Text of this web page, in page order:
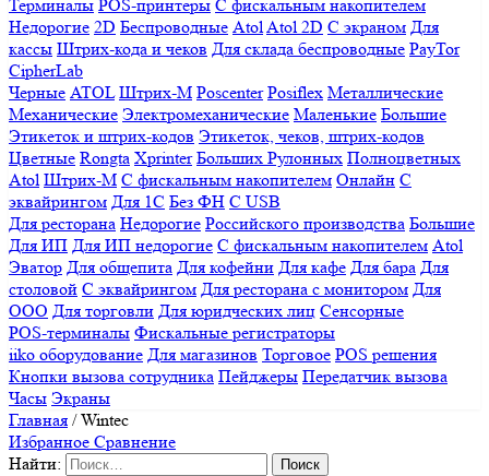
Терминалы POS-принтеры С фискальным накопителем
Недорогие 2D Беспроводные AtolAtol 2D С экраном Для
кассы Штрих-кода и чеков Для склада беспроводные PayTor
CipherLab
Черные ATOL Штрих-М Poscenter Posiflex Металлические
Механические Электромеханические Маленькие Большие
Этикеток и штрих-кодов Этикеток, чеков, штрих-кодов
Цветные Rongta Xprinter Больших Рулонных Полноцветных
Atol Штрих-М С фискальным накопителем Онлайн С
эквайрингом Для 1С Без ФН С USB
Для ресторана Недорогие Российского производства Большие
Для ИП Для ИП недорогие С фискальным накопителем Atol
Эватор Для общепита Для кофейни Для кафе Для бара Для
столовой С эквайрингом Для ресторана с монитором Для
ООО Для торговли Для юридческих лиц Сенсорные
POS-терминалы Фискальные регистраторы
iiko оборудование Для магазинов Торговое POS решения
Кнопки вызова сотрудника Пейджеры Передатчик вызова
Часы Экраны
Главная /Wintec
Избранное Сравнение
Найти: